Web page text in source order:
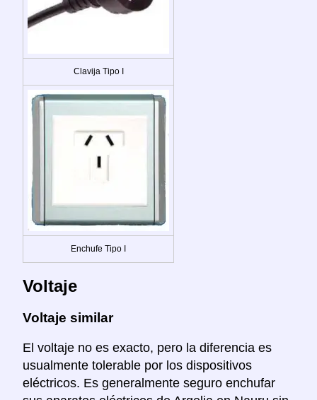
Clavija Tipo I
Enchufe Tipo I
Voltaje
Voltaje similar
El voltaje no es exacto, pero la diferencia es
usualmente tolerable por los dispositivos
eléctricos. Es generalmente seguro enchufar